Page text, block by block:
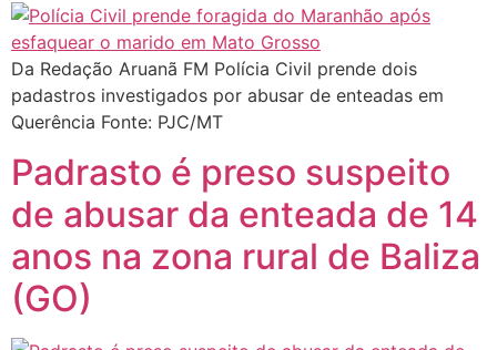
Da Redação Aruanã FM Polícia Civil prende dois
padastros investigados por abusar de enteadas em
Querência Fonte: PJC/MT
Padrasto é preso suspeito
de abusar da enteada de 14
anos na zona rural de Baliza
(GO)